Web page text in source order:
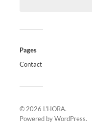
Pages
Contact
© 2026 L'HORA.
Powered byWordPress.